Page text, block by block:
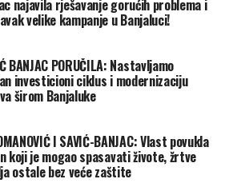
najavila rješavanje gorućih problema i
velike kampanje u Banjaluci!
BANJAC PORUČILA: Nastavljamo
investicioni ciklus i modernizaciju
širom Banjaluke
I SAVIĆ-BANJAC: Vlast povukla
koji je mogao spasavati živote, žrtve
ostale bez veće zaštite